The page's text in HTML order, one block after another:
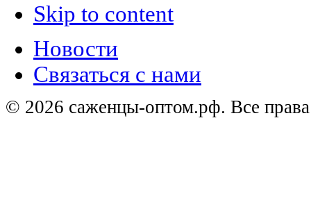
Skip to content
Новости
Связаться с нами
© 2026 саженцы-оптом.рф. Все